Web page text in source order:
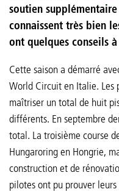
soutien
connaissent très bien
ont quelques conseils
Cette saison a démarré
World Circuit en Italie. Les
maîtriser un total de huit
différents. En septembre
total. La troisième course
Hungaroring en Hongrie,
construction et de
pilotes ont pu prouver